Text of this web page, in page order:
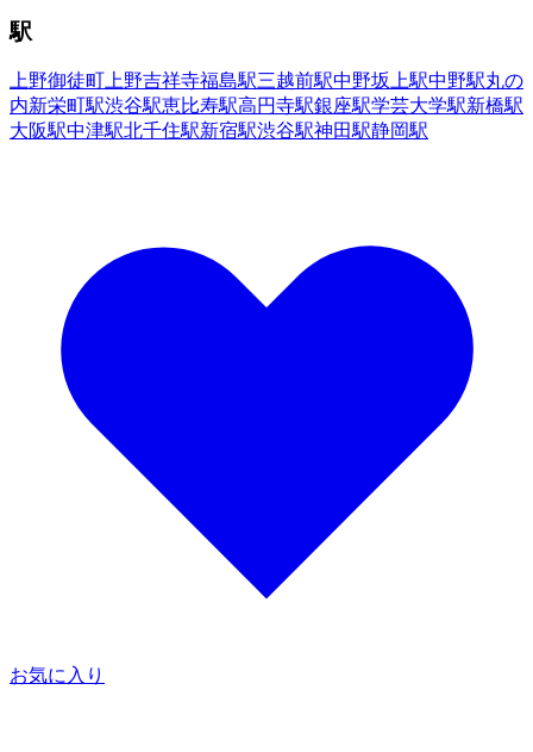
駅
上野御徒町 上野吉祥寺福島駅三越前駅中野坂上駅中野駅丸の
内新栄町駅渋谷駅恵比寿駅高円寺駅銀座駅学芸大学駅新橋駅
大阪駅中津駅北千住駅新宿駅渋谷駅神田駅静岡駅
お気に入り